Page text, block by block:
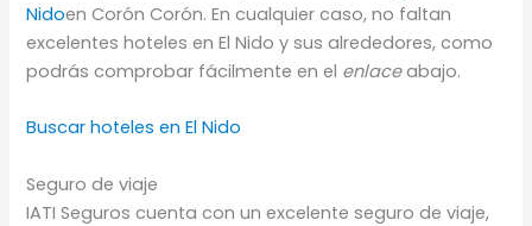
Nidoen Corón Corón. En cualquier caso, no faltan
excelentes hoteles en El Nido y sus alrededores, como
podrás comprobar fácilmente en el enlaceabajo.
Buscar hoteles en El Nido
Seguro de viaje
IATI Seguros cuenta con un excelente seguro de viaje,